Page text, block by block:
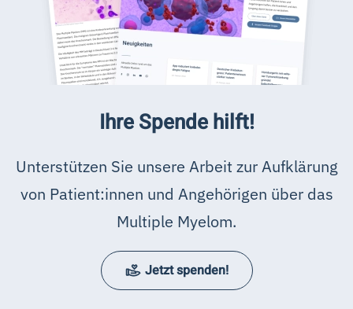
Ihre Spende hilft!
Unterstützen Sie unsere Arbeit zur Aufklärung
von Patient:innen und Angehörigen über das
Multiple Myelom.
Jetzt spenden!